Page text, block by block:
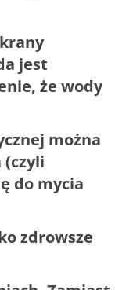
jest
że wody
można
(czyli
do mycia
zdrowsze